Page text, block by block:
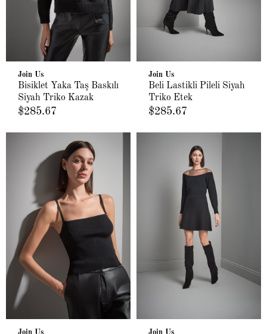
Join Us
Bisiklet Yaka Taş Baskılı
Siyah Triko Kazak
$285.67
Join Us
Beli Lastikli Pileli Siyah
Triko Etek
$285.67